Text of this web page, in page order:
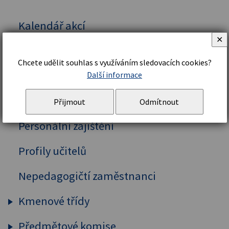
Kalendář akcí
Organizační řád a struktura
Školní řád
Personální zajištění
Profily učitelů
Nepedagogičtí zaměstnanci
Kmenové třídy
Prima
Chcete udělit souhlas s využíváním sledovacích cookies?
Další informace
Přijmout Odmítnout
✕